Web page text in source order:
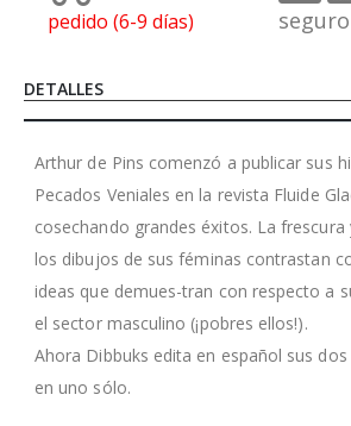
pedido (6-9 días)
seguro
DETALLES
Arthur de Pins comenzó a publicar sus
Pecados Veniales en la revista Fluide
cosechando grandes éxitos. La frescura
los dibujos de sus féminas contrastan
ideas que demues-tran con respecto a
el sector masculino (¡pobres ellos!).
Ahora Dibbuks edita en español sus
en uno sólo.